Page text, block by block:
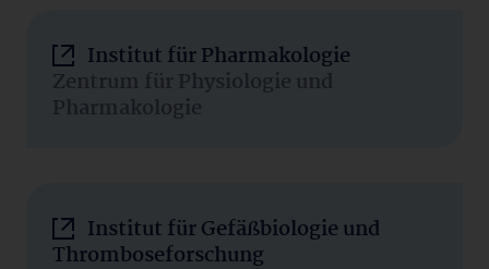
Institut für Pharmakologie
Zentrum für Physiologie und
Pharmakologie
Institut für Gefäßbiologie und
Thromboseforschung